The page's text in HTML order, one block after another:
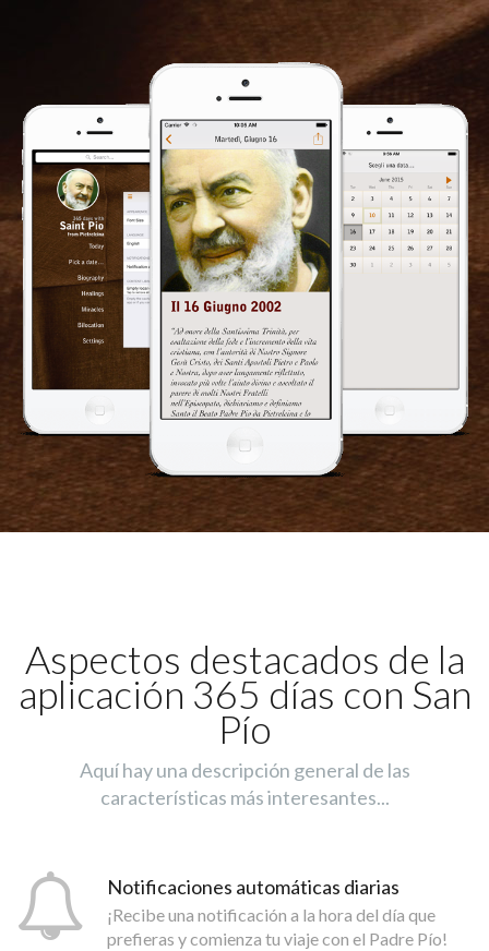
Aspectos destacados de la
aplicación 365 días con San
Pío
Aquí hay una descripción general de las
características más interesantes...
Notificaciones automáticas diarias
¡Recibe una notificación a la hora del día que
prefieras y comienza tu viaje con el Padre Pío!